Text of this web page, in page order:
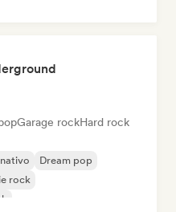
Garage rockHard rock
Dream pop
rock